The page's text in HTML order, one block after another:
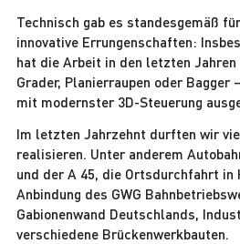
Technisch gab es standesgemäß
innovative Errungenschaften:
hat die Arbeit in den letzten
Grader, Planierraupen oder
mit modernster 3D-Steuerung
Im letzten Jahrzehnt durften wir
realisieren. Unter anderem
und der A 45, die Ortsdurchfahrt in
Anbindung des GWG
Gabionenwand Deutschlands,
verschiedene Brückenwerkbauten.